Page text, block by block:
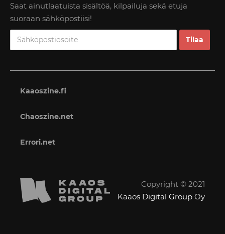
Saat ainutlaatuista sisältöä, kilpailuja sekä etuja
suoraan sähköpostiisi!
Kaaoszine.fi
Chaoszine.net
Errori.net
Copyright © 2021
Kaaos Digital Group Oy